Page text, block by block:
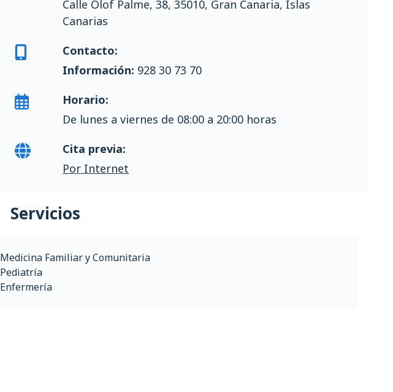
Calle Olof Palme, 38, 35010, Gran Canaria, Islas
Canarias
Contacto:
Información: 928 30 73 70
Horario:
De lunes a viernes de 08:00 a 20:00 horas
Cita previa:
Por Internet
Servicios
Medicina Familiar y Comunitaria
Pediatría
Enfermería